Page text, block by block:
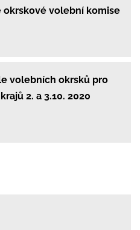
volební komise
volebních okrsků pro
2. a 3.10. 2020